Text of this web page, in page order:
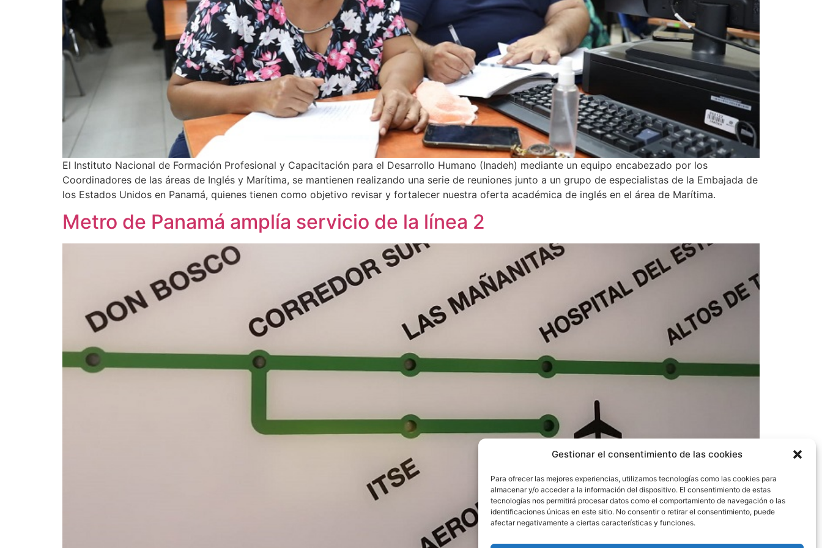
Gestionar el consentimiento de las cookies
Para ofrecer las mejores experiencias, utilizamos tecnologías como las cookies para
almacenar y/o acceder a la información del dispositivo. El consentimiento de estas
tecnologías nos permitirá procesar datos como el comportamiento de navegación o las
identificaciones únicas en este sitio. No consentir o retirar el consentimiento, puede
afectar negativamente a ciertas características y funciones.
El Instituto Nacional de Formación Profesional y Capacitación para el Desarrollo Humano (Inadeh) mediante un equipo encabezado por los
Coordinadores de las áreas de Inglés y Marítima, se mantienen realizando una serie de reuniones junto a un grupo de especialistas de la Embajada de
los Estados Unidos en Panamá, quienes tienen como objetivo revisar y fortalecer nuestra oferta académica de inglés en el área de Marítima.
Metro de Panamá amplía servicio de la línea 2